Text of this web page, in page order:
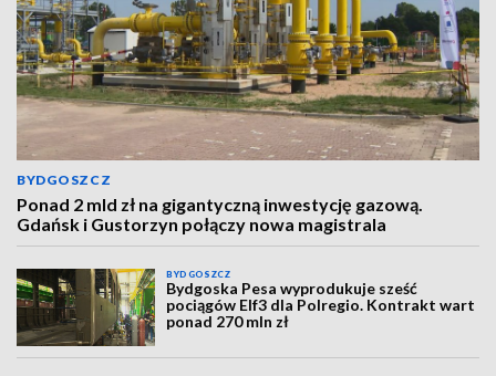
BYDGOSZCZ
Ponad 2 mld zł na gigantyczną inwestycję gazową.
Gdańsk i Gustorzyn połączy nowa magistrala
BYDGOSZCZ
Bydgoska Pesa wyprodukuje sześć
pociągów Elf3 dla Polregio. Kontrakt wart
ponad 270 mln zł